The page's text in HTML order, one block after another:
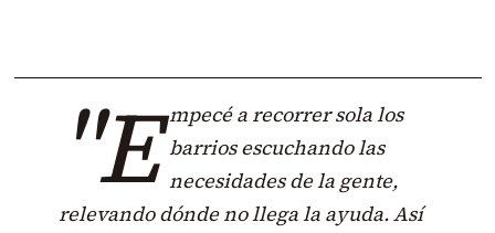
"E mpecé a recorrer sola los
barrios escuchando las
necesidades de la gente,
relevando dónde no llega la ayuda. Así